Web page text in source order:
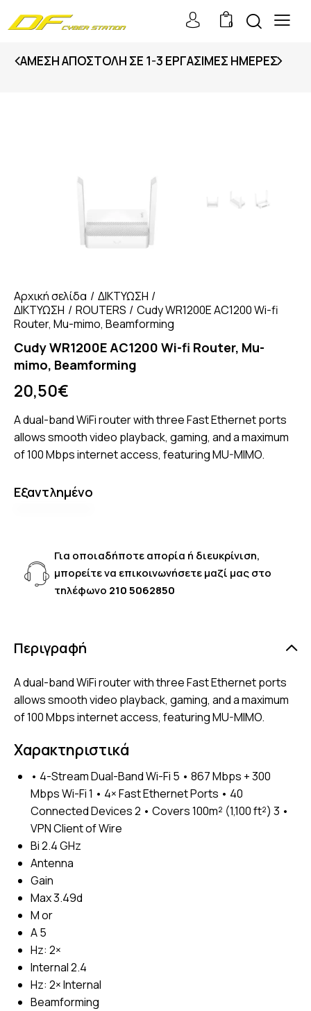
0
ΆΜΕΣΗ ΑΠΟΣΤΟΛΉ ΣΕ 1-3 ΕΡΓΆΣΙΜΕΣ ΗΜΈΡΕΣ
Αρχική σελίδα
ΔΙΚΤΥΩΣΗ
ΔΙΚΤΥΩΣΗ
ROUTERS
Cudy WR1200E AC1200 Wi-fi
Router, Mu-mimo, Beamforming
Cudy WR1200E AC1200 Wi-fi Router, Mu-
mimo, Beamforming
20,50€
A dual-band WiFi router with three Fast Ethernet ports
allows smooth video playback, gaming, and a maximum
of 100 Mbps internet access, featuring MU-MIMO.
Εξαντλημένο
Για οποιαδήποτε απορία ή διευκρίνιση,
μπορείτε να επικοινωνήσετε μαζί μας στο
τηλέφωνο 210 5062850
Περιγραφή
A dual-band WiFi router with three Fast Ethernet ports
allows smooth video playback, gaming, and a maximum
of 100 Mbps internet access, featuring MU-MIMO.
Χαρακτηριστικά
• 4-Stream Dual-Band Wi-Fi 5 • 867 Mbps + 300
Mbps Wi-Fi 1 • 4× Fast Ethernet Ports • 40
Connected Devices 2 • Covers 100m² (1,100 ft²) 3 •
VPN Client of Wire
Bi 2.4 GHz
Antenna
Gain
Max 3.49d
M or
A 5
Hz: 2×
Internal 2.4
Hz: 2× Internal
Beamforming